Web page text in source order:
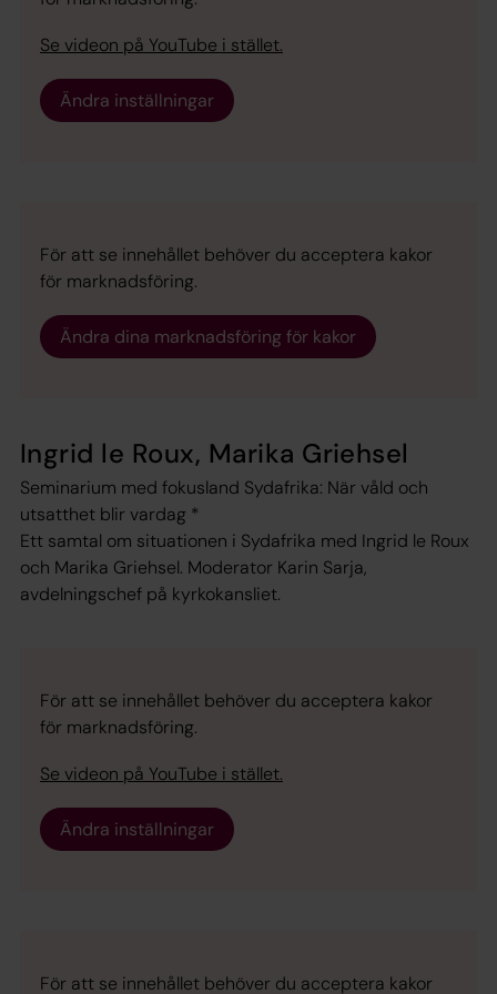
Se videon på YouTube i stället.
Ändra inställningar
För att se innehållet behöver du acceptera kakor
för marknadsföring.
Ändra dina marknadsföring för kakor
Ingrid le Roux, Marika Griehsel
Seminarium med fokusland Sydafrika: När våld och
utsatthet blir vardag *
Ett samtal om situationen i Sydafrika med Ingrid le Roux
och Marika Griehsel. Moderator Karin Sarja,
avdelningschef på kyrkokansliet.
För att se innehållet behöver du acceptera kakor
för marknadsföring.
Se videon på YouTube i stället.
Ändra inställningar
För att se innehållet behöver du acceptera kakor